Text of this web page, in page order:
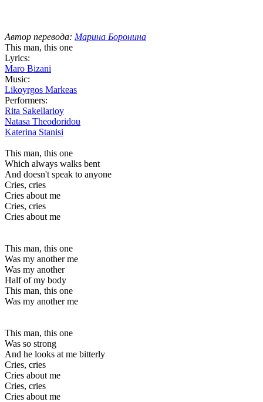
Автор перевода: Марина Боронина
This man, this one
Lyrics:
Maro Bizani
Music:
Likoyrgos Markeas
Performers:
Rita Sakellarioy
Natasa Theodoridou
Katerina Stanisi
This man, this one
Which always walks bent
And doesn't speak to anyone
Cries, cries
Cries about me
Cries, cries
Cries about me
This man, this one
Was my another me
Was my another
Half of my body
This man, this one
Was my another me
This man, this one
Was so strong
And he looks at me bitterly
Cries, cries
Cries about me
Cries, cries
Cries about me